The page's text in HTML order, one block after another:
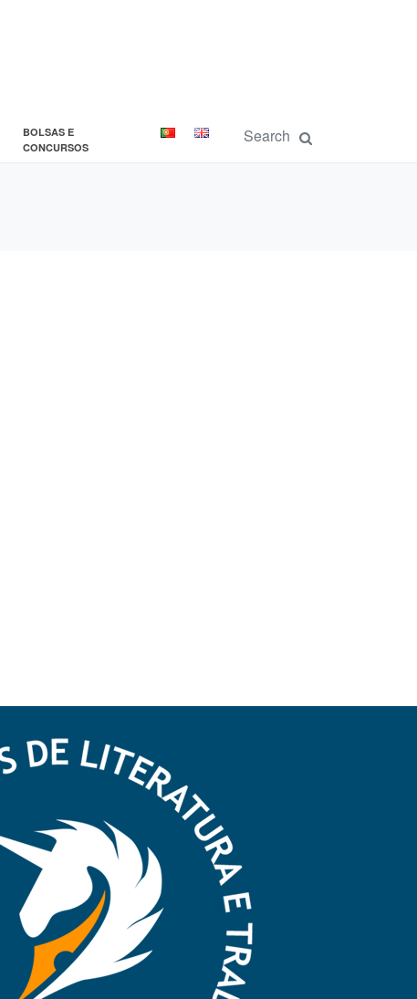
BOLSAS E
CONCURSOS